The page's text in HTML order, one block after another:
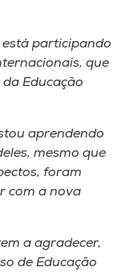
participando
que
Educação
aprendendo
mesmo que
​foram​
com a nova
a agradecer​,
de Educação